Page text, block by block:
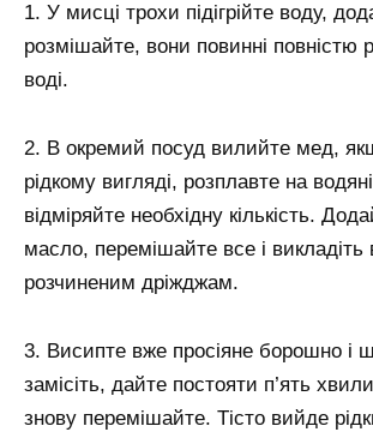
1. У мисці трохи підігрійте воду,
розмішайте, вони повинні повністю
воді.
2. В окремий посуд вилийте мед,
рідкому вигляді, розплавте на
відміряйте необхідну кількість.
масло, перемішайте все і
розчиненим дріжджам.
3. Висипте вже просіяне борошно і
замісіть, дайте постояти п’ять
знову перемішайте. Тісто вийде